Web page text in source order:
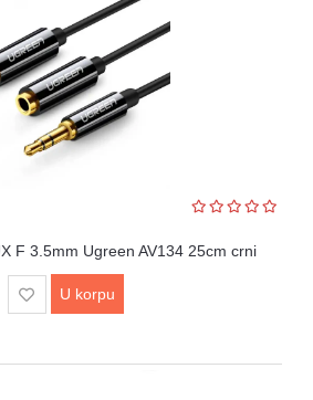
F 3.5mm Ugreen AV134 25cm crni
U korpu